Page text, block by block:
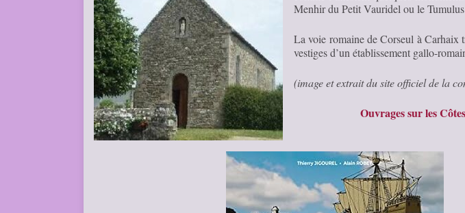
Menhir du Petit Vauridel ou le
La voie romaine de Corseul à Carhaix
vestiges d’un établissement gallo-
(image et extrait du site officiel de la
Ouvrages sur les